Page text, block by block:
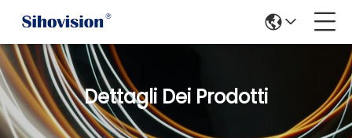
Dettagli Dei Prodotti